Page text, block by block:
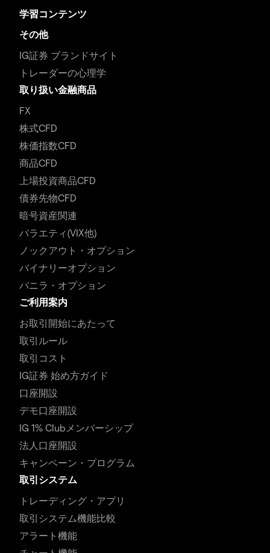
学習コンテンツ
その他
IG証券 ブランドサイト
トレーダーの心理学
取り扱い金融商品
FX
株式CFD
株価指数CFD
商品CFD
上場投資商品CFD
債券先物CFD
暗号資産関連
バラエティ(VIX他)
ノックアウト・オプション
バイナリーオプション
バニラ・オプション
ご利用案内
お取引開始にあたって
取引ルール
取引コスト
IG証券 始め方ガイド
口座開設
デモ口座開設
IG 1% Clubメンバーシップ
法人口座開設
キャンペーン・プログラム
取引システム
トレーディング・アプリ
取引システム機能比較
アラート機能